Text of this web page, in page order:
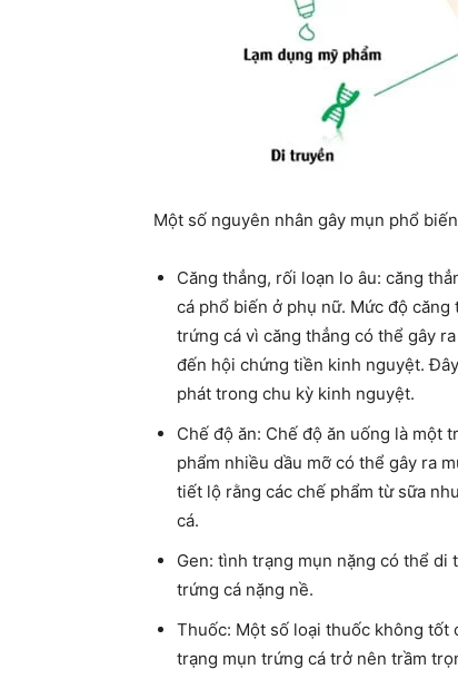
Một số nguyên nhân gây mụn phổ
Căng thẳng, rối loạn lo âu: căng
cá phổ biến ở phụ nữ. Mức độ
trứng cá vì căng thẳng có thể gây
đến hội chứng tiền kinh nguyệt.
phát trong chu kỳ kinh nguyệt.
Chế độ ăn: Chế độ ăn uống là một
phẩm nhiều dầu mỡ có thể gây ra
tiết lộ rằng các chế phẩm từ sữa
cá.
Gen: tình trạng mụn nặng có thể
trứng cá nặng nề.
Thuốc: Một số loại thuốc không tốt
trạng mụn trứng cá trở nên trầm